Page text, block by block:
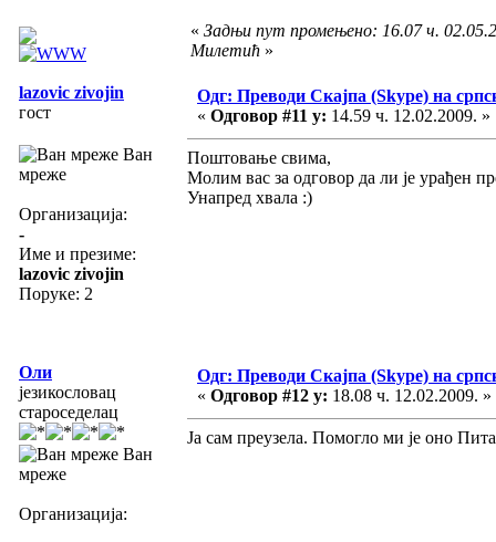
« Задњи пут промењено: 16.07 ч.
Милетић »
lazovic zivojin
гост
Ван
мреже
Организација:
-
Име и презиме:
lazovic zivojin
Поруке: 2
Одг: Преводи Скајпа (Skype) на
« Одговор #11 у: 14.59 ч. 12.02.2009. »
Поштовање свима,
Молим вас за одговор да ли је урађен
Унапред хвала :)
Оли
језикословац
староседелац
Ван
мреже
Организација:
Одг: Преводи Скајпа (Skype) на
« Одговор #12 у: 18.08 ч. 12.02.2009. »
Ја сам преузела. Помогло ми је оно